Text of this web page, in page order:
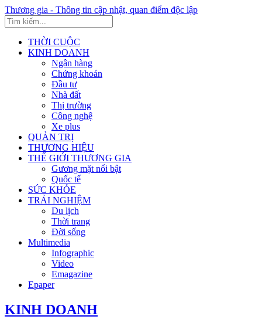
Thương gia - Thông tin cập nhật, quan điểm độc lập
THỜI CUỘC
KINH DOANH
Ngân hàng
Chứng khoán
Đầu tư
Nhà đất
Thị trường
Công nghệ
Xe plus
QUẢN TRỊ
THƯƠNG HIỆU
THẾ GIỚI THƯƠNG GIA
Gương mặt nổi bật
Quốc tế
SỨC KHỎE
TRẢI NGHIỆM
Du lịch
Thời trang
Đời sống
Multimedia
Infographic
Video
Emagazine
Epaper
KINH DOANH